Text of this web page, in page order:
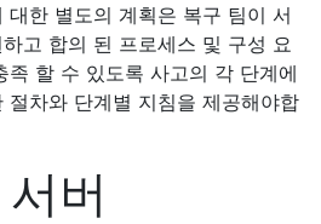
대한 별도의 계획은 복구 팀이 서
고 합의 된 프로세스 및 구성 요
족 할 수 있도록 사고의 각 단계에
절차와 단계별 지침을 제공해야합
버